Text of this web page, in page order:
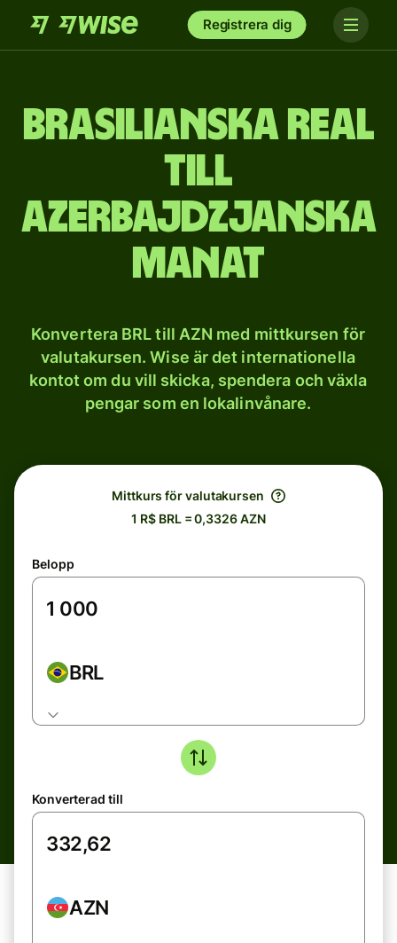
Registrera dig
Brasilianska real
till
azerbajdzjanska
manat
Konvertera BRL till AZN med mittkursen för
valutakursen. Wise är det internationella
kontot om du vill skicka, spendera och växla
pengar som en lokalinvånare.
Mittkurs för valutakursen
1 R$ BRL = 0,3326 AZN
Belopp
BRL
Konverterad till
AZN